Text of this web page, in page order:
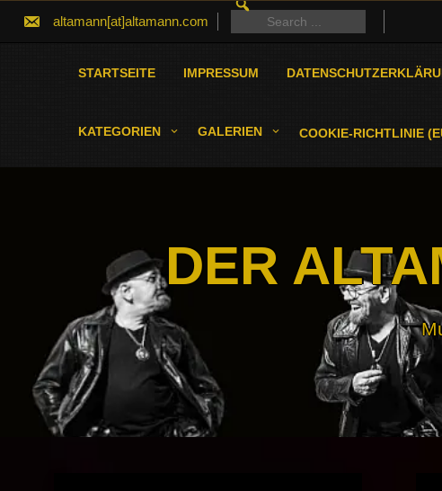
altamann[at]altamann.com
FOR:
Search
for:
STARTSEITE IMPRESSUM
KATEGORIEN GALERIEN COOKIE-RICHTLINIE
DER